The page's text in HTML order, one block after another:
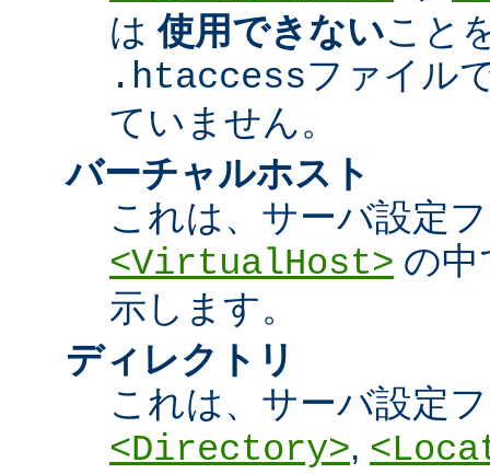
は使用できないこと
.htaccessファイル
ていません。
バーチャルホスト
これは、サーバ設定
<VirtualHost> の中
示します。
ディレクトリ
これは、サーバ設定
<Directory>,